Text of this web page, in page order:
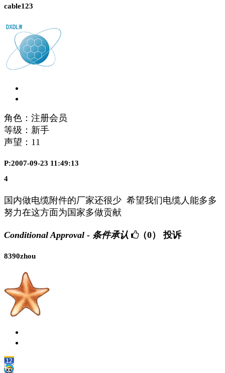
cable123
角色：注册会员
等级：新手
声望： 11
P:2007-09-23 11:49:13
4
国内做电缆附件的厂家还很少 希望我们电缆人能多多
努力在这方面为国家多做贡献
Conditional Approval - 条件承认 （0） 投诉
8390zhou